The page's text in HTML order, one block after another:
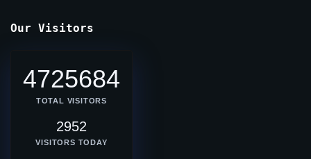
Our Visitors
4725684
TOTAL VISITORS
2952
VISITORS TODAY